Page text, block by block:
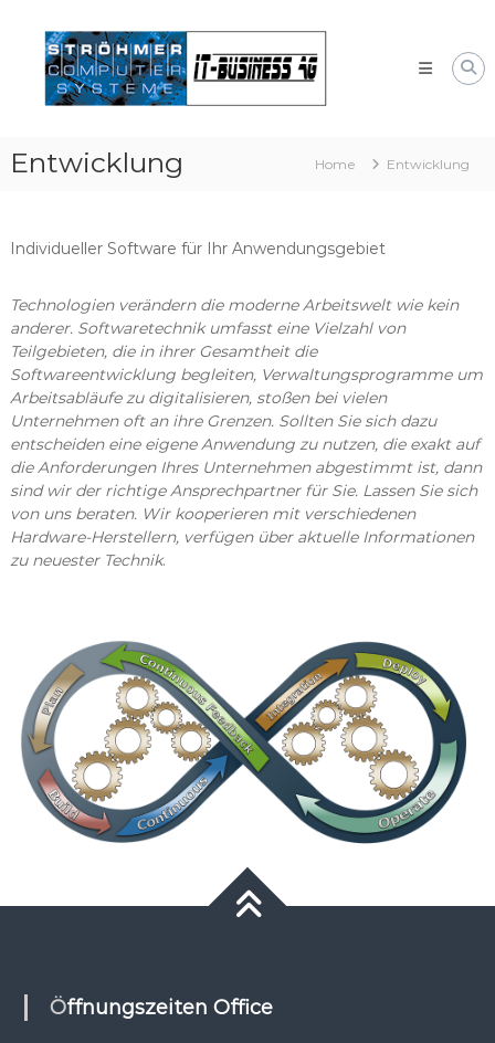
content
Systemhaus
für
Bayern
Windows
Systeme
Entwicklung Home Entwicklung
Individueller Software für Ihr Anwendungsgebiet
Technologien verändern die moderne Arbeitswelt wie kein
anderer. Softwaretechnik umfasst eine Vielzahl von
Teilgebieten, die in ihrer Gesamtheit die
Softwareentwicklung begleiten, Verwaltungsprogramme um
Arbeitsabläufe zu digitalisieren, stoßen bei vielen
Unternehmen oft an ihre Grenzen. Sollten Sie sich dazu
entscheiden eine eigene Anwendung zu nutzen, die exakt auf
die Anforderungen Ihres Unternehmen abgestimmt ist, dann
sind wir der richtige Ansprechpartner für Sie. Lassen Sie sich
von uns beraten. Wir kooperieren mit verschiedenen
Hardware-Herstellern, verfügen über aktuelle Informationen
zu neuester Technik.
Öffnungszeiten Office